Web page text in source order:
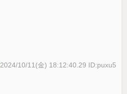
2024/10/11(金) 18:12:40.29 ID:puxu5